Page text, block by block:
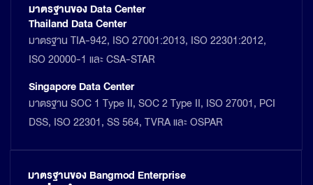
มาตรฐานของ Data Center
Thailand Data Center
มาตรฐาน TIA-942, ISO 27001:2013, ISO 22301:2012,
ISO 20000-1 และ CSA-STAR
Singapore Data Center
มาตรฐาน SOC 1 Type II, SOC 2 Type II, ISO 27001, PCI
DSS, ISO 22301, SS 564, TVRA และ OSPAR
มาตรฐานของ Bangmod Enterprise